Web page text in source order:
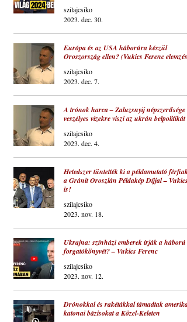
szilajcsiko
2023. dec. 30.
Európa és az USA háborúra készül
Oroszország ellen? (Vukics Ferenc
szilajcsiko
2023. dec. 7.
A trónok harca – Zaluzsnyij népszerűsége
veszélyes vizekre viszi az ukrán belpolitikát
szilajcsiko
2023. dec. 4.
Hetedszer tüntették ki a példamutató
a Gránit Oroszlán Példakép Díjjal –
is!
szilajcsiko
2023. nov. 18.
Ukrajna: színházi emberek írják a háború
forgatókönyvét? – Vukics Ferenc
szilajcsiko
2023. nov. 12.
Drónokkal és rakétákkal támadtak amerikai
katonai bázisokat a Közel-Keleten